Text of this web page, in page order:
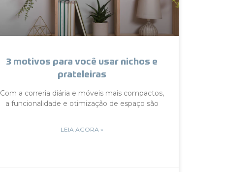
3 motivos para você usar nichos e
prateleiras
Com a correria diária e móveis mais compactos,
a funcionalidade e otimização de espaço são
LEIA AGORA »